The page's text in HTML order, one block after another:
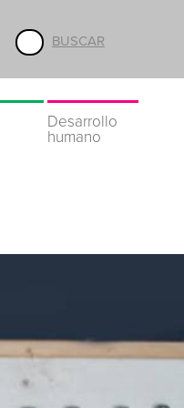
BUSCAR
Desarrollo
humano